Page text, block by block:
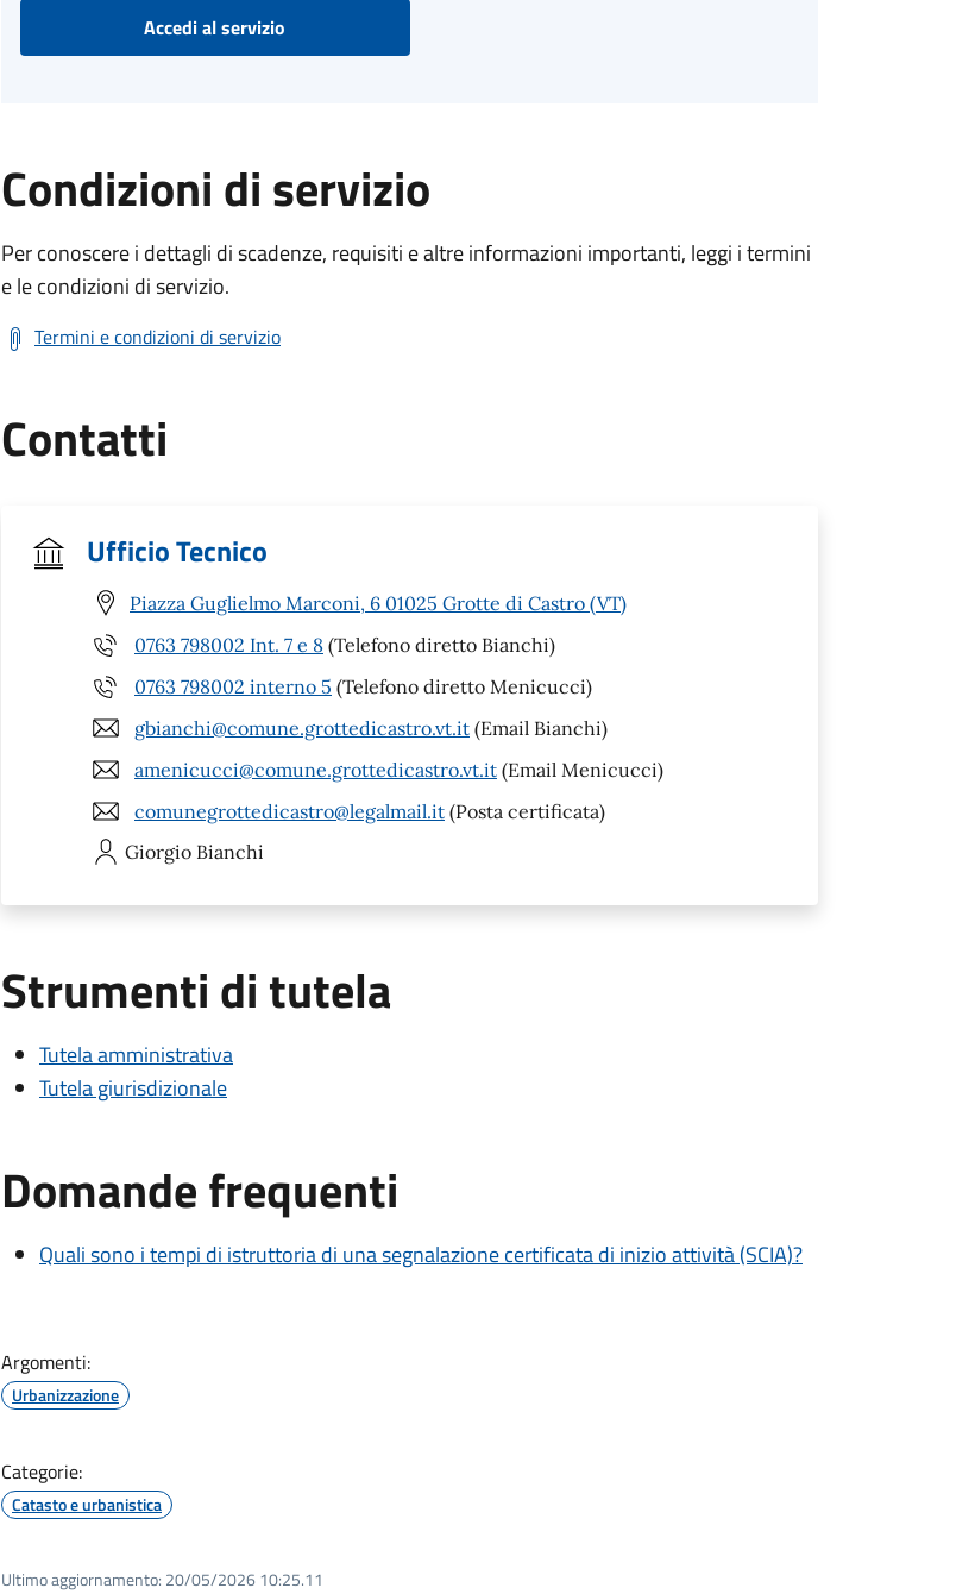
Accedi al servizio
Condizioni di servizio
Per conoscere i dettagli di scadenze, requisiti e altre informazioni importanti, leggi i termini
e le condizioni di servizio.
Termini e condizioni di servizio
Contatti
Ufficio Tecnico
Piazza Guglielmo Marconi, 6 01025 Grotte di Castro (VT)
0763 798002 Int. 7 e 8 (Telefono diretto Bianchi)
0763 798002 interno 5 (Telefono diretto Menicucci)
gbianchi@comune.grottedicastro.vt.it (Email Bianchi)
amenicucci@comune.grottedicastro.vt.it (Email Menicucci)
comunegrottedicastro@legalmail.it (Posta certificata)
Giorgio Bianchi
Strumenti di tutela
Tutela amministrativa
Tutela giurisdizionale
Domande frequenti
Quali sono i tempi di istruttoria di una segnalazione certificata di inizio attività (SCIA)?
Argomenti:
Urbanizzazione
Categorie:
Catasto e urbanistica
Ultimo aggiornamento: 20/05/2026 10:25.11